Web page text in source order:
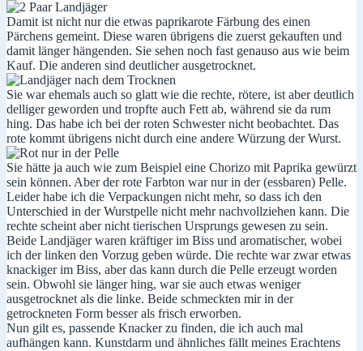
Damit ist nicht nur die etwas paprikarote Färbung des einen
Pärchens gemeint. Diese waren übrigens die zuerst gekauften und
damit länger hängenden. Sie sehen noch fast genauso aus wie beim
Kauf. Die anderen sind deutlicher ausgetrocknet.
Sie war ehemals auch so glatt wie die rechte, rötere, ist aber deutlich
delliger geworden und tropfte auch Fett ab, während sie da rum
hing. Das habe ich bei der roten Schwester nicht beobachtet. Das
rote kommt übrigens nicht durch eine andere Würzung der Wurst.
Sie hätte ja auch wie zum Beispiel eine Chorizo mit Paprika gewürzt
sein können. Aber der rote Farbton war nur in der (essbaren) Pelle.
Leider habe ich die Verpackungen nicht mehr, so dass ich den
Unterschied in der Wurstpelle nicht mehr nachvollziehen kann. Die
rechte scheint aber nicht tierischen Ursprungs gewesen zu sein.
Beide Landjäger waren kräftiger im Biss und aromatischer, wobei
ich der linken den Vorzug geben würde. Die rechte war zwar etwas
knackiger im Biss, aber das kann durch die Pelle erzeugt worden
sein. Obwohl sie länger hing, war sie auch etwas weniger
ausgetrocknet als die linke. Beide schmeckten mir in der
getrockneten Form besser als frisch erworben.
Nun gilt es, passende Knacker zu finden, die ich auch mal
aufhängen kann. Kunstdarm und ähnliches fällt meines Erachtens